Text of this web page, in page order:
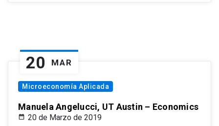
20 MAR
Microeconomía Aplicada
Manuela Angelucci, UT Austin – Economics
20 de Marzo de 2019